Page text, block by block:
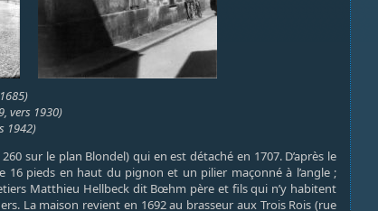
vers 1930)
1942)
sur le plan Blondel) qui en est détaché en 1707. D’après le
pieds en haut du pignon et un pilier maçonné à l’angle ;
Matthieu Hellbeck dit Bœhm père et fils qui n’y habitent
La maison revient en 1692 au brasseur aux Trois Rois (rue